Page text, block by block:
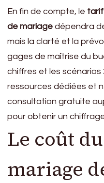
En fin de compte, le
de mariage dépendra
mais la clarté et la
gages de maîtrise du
chiffres et les scénarios
ressources dédiées et
consultation gratuite
pour obtenir un
Le coût
mariage